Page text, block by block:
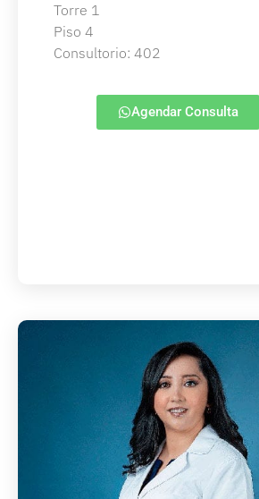
Torre 1
Piso 4
Consultorio: 402
Agendar Consulta